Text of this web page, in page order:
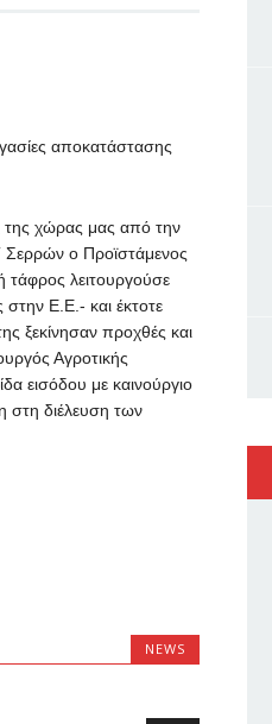
αποκατάστασης
της χώρας μας από την
ο Προϊστάμενος
τάφρος λειτουργούσε
Ε.Ε.- και έκτοτε
ξεκίνησαν προχθές και
Αγροτικής
εισόδου με καινούργιο
στη διέλευση των
NEWS